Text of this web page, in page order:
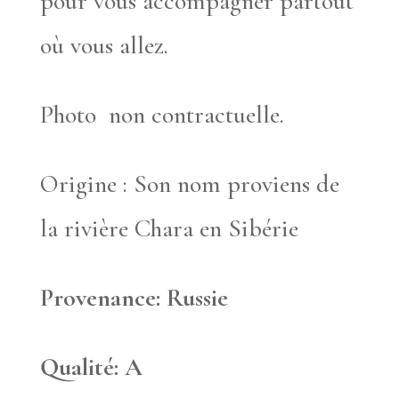
où vous allez.
Photo non contractuelle.
Origine : Son nom proviens de
la rivière Chara en Sibérie
Provenance: Russie
Qualité: A